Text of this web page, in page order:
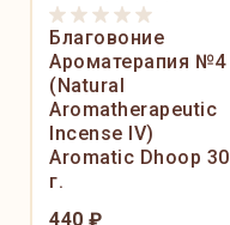
Благовоние
Ароматерапия №4
(Natural
Aromatherapeutic
Incense IV)
Aromatic Dhoop 30
г.
440 ₽